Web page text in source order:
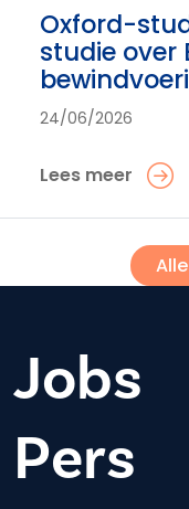
Oxford-
studie over
24/06/2026
Lees meer
Jobs
Pers